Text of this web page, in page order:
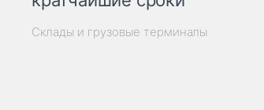
Склады и грузовые терминалы